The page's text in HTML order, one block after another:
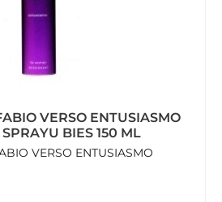
VERSO ENTUSIASMO
BIES 150 ML